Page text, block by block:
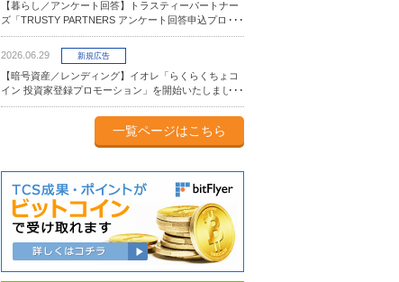
【暮らし／アンケート回答】トラスティーパートナー
ズ「TRUSTY PARTNERS アンケート回答申込プロモ
ーション」を開始いたしました。
2026.06.29
新規広告
【暗号資産／レンディング】イオレ「らくらくちょコ
イン 投資家登録プロモーション」を開始いたしまし
た。
一覧ページはこちら